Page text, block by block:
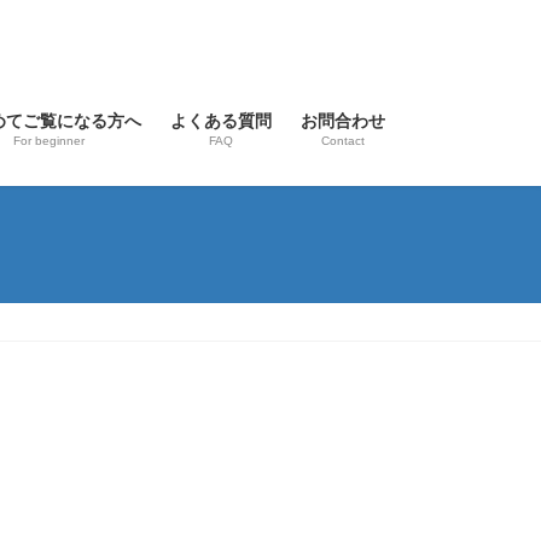
てご覧になる方へ
For beginner
よくある質問
FAQ
お問合わせ
Contact